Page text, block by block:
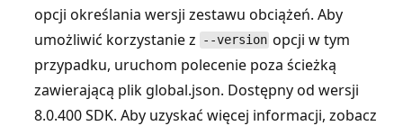
opcji określania wersji zestawu obciążeń. Aby
umożliwić korzystanie z
--version opcji w tym
przypadku, uruchom polecenie poza ścieżką
zawierającą plik global.json. Dostępny od wersji
8.0.400 SDK. Aby uzyskać więcej informacji, zobacz